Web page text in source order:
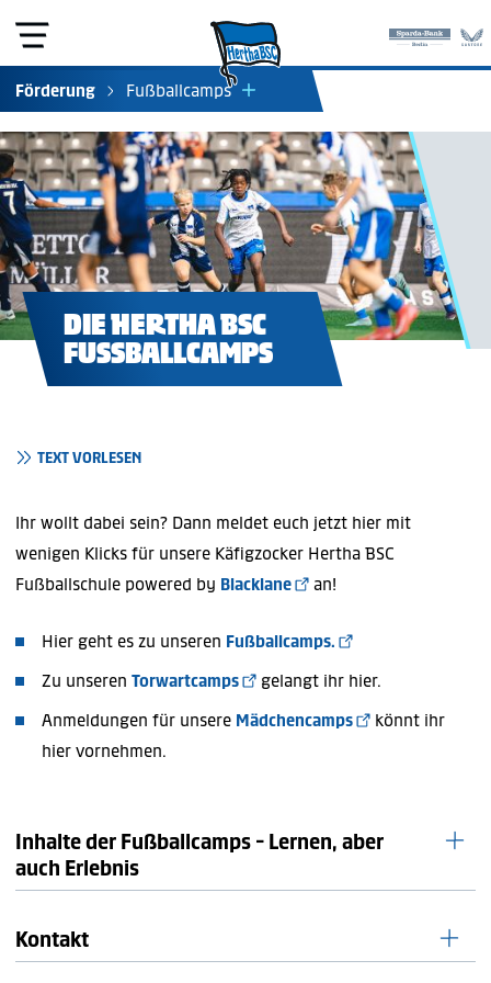
Förderung
Fußballcamps
Fördertraining
Geburtstag bei Hertha
Rent a Coach
Ballschule
DIE HERTHA BSC
FUSSBALLCAMPS
TEXT VORLESEN
Ihr wollt dabei sein? Dann meldet euch jetzt hier mit
wenigen Klicks für unsere Käfigzocker Hertha BSC
Fußballschule powered by Blacklane an!
Hier geht es zu unseren Fußballcamps.
Zu unseren Torwartcamps
gelangt ihr hier.
Anmeldungen für unsere Mädchencamps
könnt ihr
hier vornehmen.
Inhalte der Fußballcamps - Lernen, aber
auch Erlebnis
Training nach der Hertha BSC-Ausbildungsphilosophie:
Kontakt